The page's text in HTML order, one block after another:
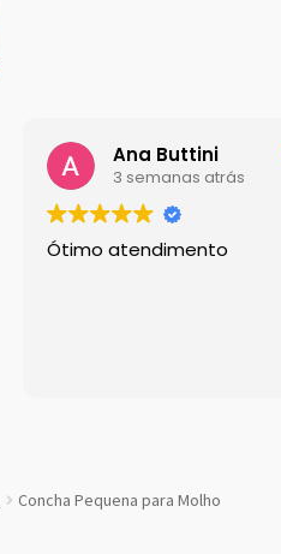
Ana Buttini
3 semanas atrás
Ótimo atendimento
Concha Pequena para Molho